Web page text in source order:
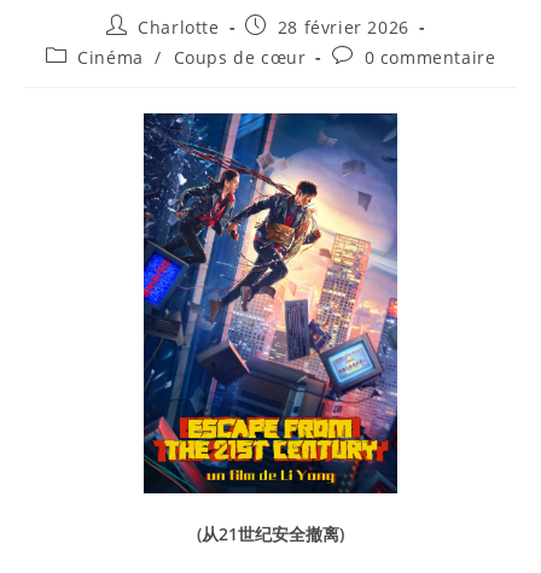
Auteur/autrice
de
la
Charlotte
Publication
28 février 2026
PostCinéma / Coups de cœur
Commentaires
publication :
0 commentaire
(从21世纪安全撤离)